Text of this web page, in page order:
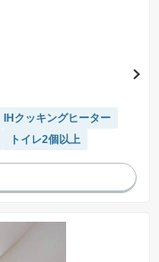
IHクッキングヒーター
トイレ2個以上